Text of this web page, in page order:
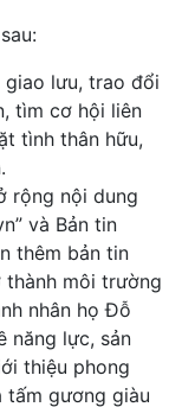
lưu, trao đổi
tìm cơ hội liên
tình thân hữu,
rộng nội dung
và Bản tin
thêm bản tin
thành môi trường
nhân họ Đỗ
năng lực, sản
thiệu phong
tấm gương giàu